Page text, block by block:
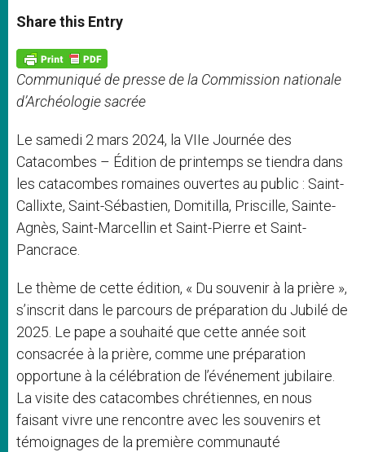
t
s
p
p
s
e
g
e
r
e
b
o
k
Share this Entry
Communiqué de presse de la Commission nationale
d’Archéologie sacrée
Le samedi 2 mars 2024, la VIIe Journée des
Catacombes – Édition de printemps se tiendra dans
les catacombes romaines ouvertes au public : Saint-
Callixte, Saint-Sébastien, Domitilla, Priscille, Sainte-
Agnès, Saint-Marcellin et Saint-Pierre et Saint-
Pancrace.
Le thème de cette édition, « Du souvenir à la prière »,
s’inscrit dans le parcours de préparation du Jubilé de
2025. Le pape a souhaité que cette année soit
consacrée à la prière, comme une préparation
opportune à la célébration de l’événement jubilaire.
La visite des catacombes chrétiennes, en nous
faisant vivre une rencontre avec les souvenirs et
témoignages de la première communauté